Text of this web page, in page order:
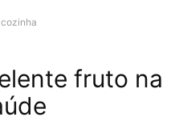
fruto na